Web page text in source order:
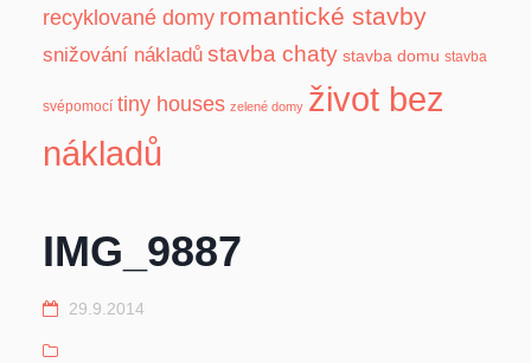
recyklované domy romantické stavby
snižování nákladů stavba chaty stavba domu stavba
svépomocí tiny houses zelené domy život bez
nákladů
IMG_9887
29.9.2014